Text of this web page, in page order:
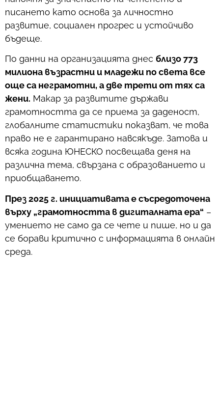
писането като основа за личностно
развитие, социален прогрес и устойчиво
бъдеще.
По данни на организацията днес близо 773
милиона възрастни и младежи по света все
още са неграмотни, а две трети от тях са
жени. Макар за развитите държави
грамотността да се приема за даденост,
глобалните статистики показват, че това
право не е гарантирано навсякъде. Затова и
всяка година ЮНЕСКО посвещава деня на
различна тема, свързана с образованието и
приобщаването.
През 2025 г. инициативата е съсредоточена
върху „грамотността в дигиталната ера“ –
умението не само да се чете и пише, но и да
се борави критично с информацията в онлайн
среда.